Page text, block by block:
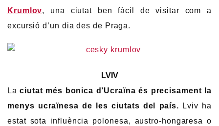
Krumlov, una ciutat ben fàcil de visitar com a
excursió d’un dia des de Praga.
LVIV
Laciutat més bonica d’Ucraïna és precisament la
menys ucraïnesa de les ciutats del país. Lviv ha
estat sota influència polonesa, austro-hongaresa o